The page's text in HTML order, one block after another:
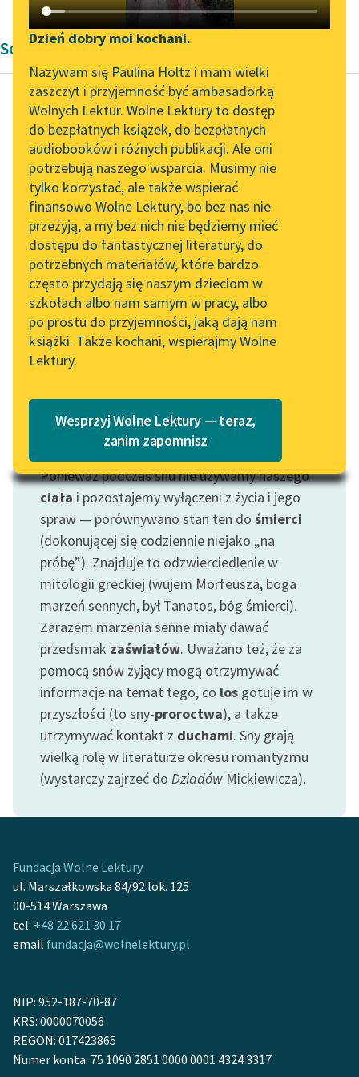
Katalog DAISY
Podkasty o książkach
Zgłoś brak utworu
Aktualności
„Prokurator Alicja Horn”
do słuchania
Byliśmy częścią AI Impact
Lab
Zapraszamy na spotkanie
online z tłumaczkami
literatury skandynawskiej
Spotkanie z Katarzyną
Tunkiel w Oslo
102. lata temu zmarł
Joseph Conrad
Lektury szkolne i klasyka
literatury do słuchania dla
uczennic i uczniów z
niepełnosprawnościami
E-kolekcja lektur
szkolnych i literatury do
słuchania dla uczennic i
uczniów z
niepełnosprawnościami
Feministyczne inspiracje.
Popularyzacja
skandynawskiej literatury
feministycznej
Ręce pełne poezji
Kolekcje edukacyjne
twórców przechodzących
lektur szkolnych oraz
Odkurzamy bohaterów
Szkoła Poezji Wolnych
Lektur
Narzędzia
Mapa Wolnych Lektur
Leśmianator
Przewodnik dla piszących i
czytających
API
OAI-PMH
Widget Wolnych Lektur
Przypisy
Katalog w formacie PDF
O nas
O projekcie
Zespół
Dzień dobry moi kochani.
Nazywam się Paulina Holtz i mam wielki
zaszczyt i przyjemność być ambasadorką
Wolnych Lektur. Wolne Lektury to dostęp
do bezpłatnych książek, do bezpłatnych
audiobooków i różnych publikacji. Ale oni
potrzebują naszego wsparcia. Musimy nie
tylko korzystać, ale także wspierać
finansowo Wolne Lektury, bo bez nas nie
przeżyją, a my bez nich nie będziemy mieć
dostępu do fantastycznej literatury, do
potrzebnych materiałów, które bardzo
często przydają się naszym dzieciom w
szkołach albo nam samym w pracy, albo
po prostu do przyjemności, jaką dają nam
książki. Także kochani, wspierajmy Wolne
Lektury.
Wesprzyj Wolne Lektury — teraz,
zanim zapomnisz
Sonet Adama Mickiewicza
Adam Mickiewicz
Bajdary
Czytaj więcej
Motyw: Sen
Ponieważ podczas snu nie używamy naszego
ciała i pozostajemy wyłączeni z życia i jego
spraw — porównywano stan ten do śmierci
(dokonującej się codziennie niejako „na
próbę”). Znajduje to odzwierciedlenie w
mitologii greckiej (wujem Morfeusza, boga
marzeń sennych, był Tanatos, bóg śmierci).
Zarazem marzenia senne miały dawać
przedsmak zaświatów. Uważano też, że za
pomocą snów żyjący mogą otrzymywać
informacje na temat tego, co los gotuje im w
przyszłości (to sny-proroctwa), a także
utrzymywać kontakt z duchami. Sny grają
wielką rolę w literaturze okresu romantyzmu
(wystarczy zajrzeć do Dziadów Mickiewicza).
Fundacja Wolne Lektury
ul. Marszałkowska 84/92 lok. 125
00-514 Warszawa
tel. +48 22 621 30 17
email fundacja@wolnelektury.pl
NIP: 952-187-70-87
KRS: 0000070056
REGON: 017423865
Numer konta: 75 1090 2851 0000 0001 4324 3317